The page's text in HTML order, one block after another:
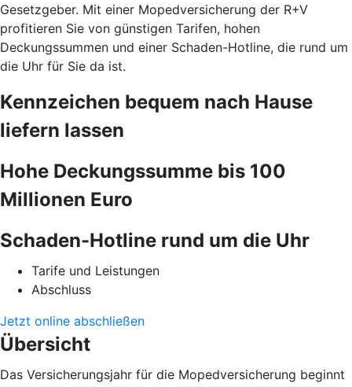
Gesetzgeber. Mit einer Mopedversicherung der R+V
profitieren Sie von günstigen Tarifen, hohen
Deckungssummen und einer Schaden-Hotline, die rund um
die Uhr für Sie da ist.
Kennzeichen bequem nach Hause
liefern lassen
Hohe Deckungssumme bis 100
Millionen Euro
Schaden-Hotline rund um die Uhr
Tarife und Leistungen
Abschluss
Jetzt online abschließen
Übersicht
Das Versicherungsjahr für die Mopedversicherung beginnt